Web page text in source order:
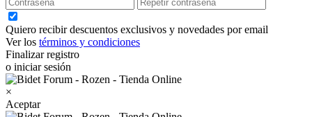
Quiero recibir descuentos exclusivos y novedades por email
Ver los términos y condiciones
Finalizar registro
o iniciar sesión
×
Aceptar